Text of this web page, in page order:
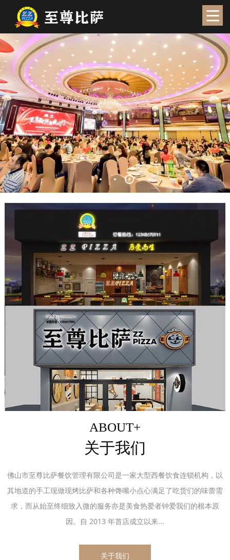
ABOUT+
关于我们
佛山市至尊比萨餐饮管理有限公司是一家大型西餐饮食连锁机构，以
其地道的手工现做现烤比萨和各种馋嘴小点心满足了吃货们的味蕾需
求，而从始至终细致入微的服务亦是美食热爱者钟爱我们的根本原
因。自 2013 年首店成立以来...
关于我们